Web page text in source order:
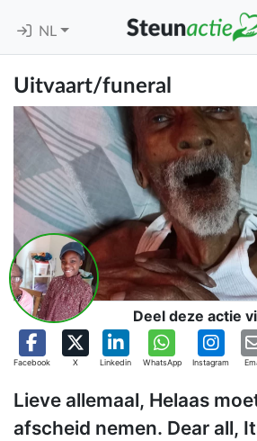
NL
Uitvaart/funeral
Deel deze actie
Facebook X Linkedin WhatsApp Instagram
Lieve allemaal, Helaas
afscheid nemen. Dear all,